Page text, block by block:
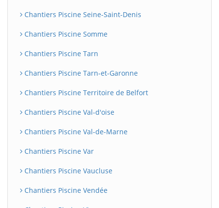
Chantiers Piscine Seine-Saint-Denis
Chantiers Piscine Somme
Chantiers Piscine Tarn
Chantiers Piscine Tarn-et-Garonne
Chantiers Piscine Territoire de Belfort
Chantiers Piscine Val-d'oise
Chantiers Piscine Val-de-Marne
Chantiers Piscine Var
Chantiers Piscine Vaucluse
Chantiers Piscine Vendée